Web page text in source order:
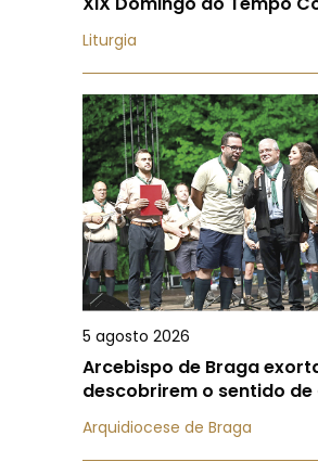
Liturgia
5 agosto 2026
Arcebispo de Braga
descobrirem o sentido de
Arquidiocese de Braga